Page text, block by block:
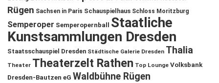
Rügen Sachsen in Paris Schauspielhaus Schloss Moritzburg
Semperoper Semperopernball
Staatliche
Kunstsammlungen Dresden
Staatsschauspiel Dresden Städtische Galerie Dresden Thalia
Theater Theaterzelt Rathen Top Lounge Volksbank
Dresden-Bautzen eG Waldbühne Rügen